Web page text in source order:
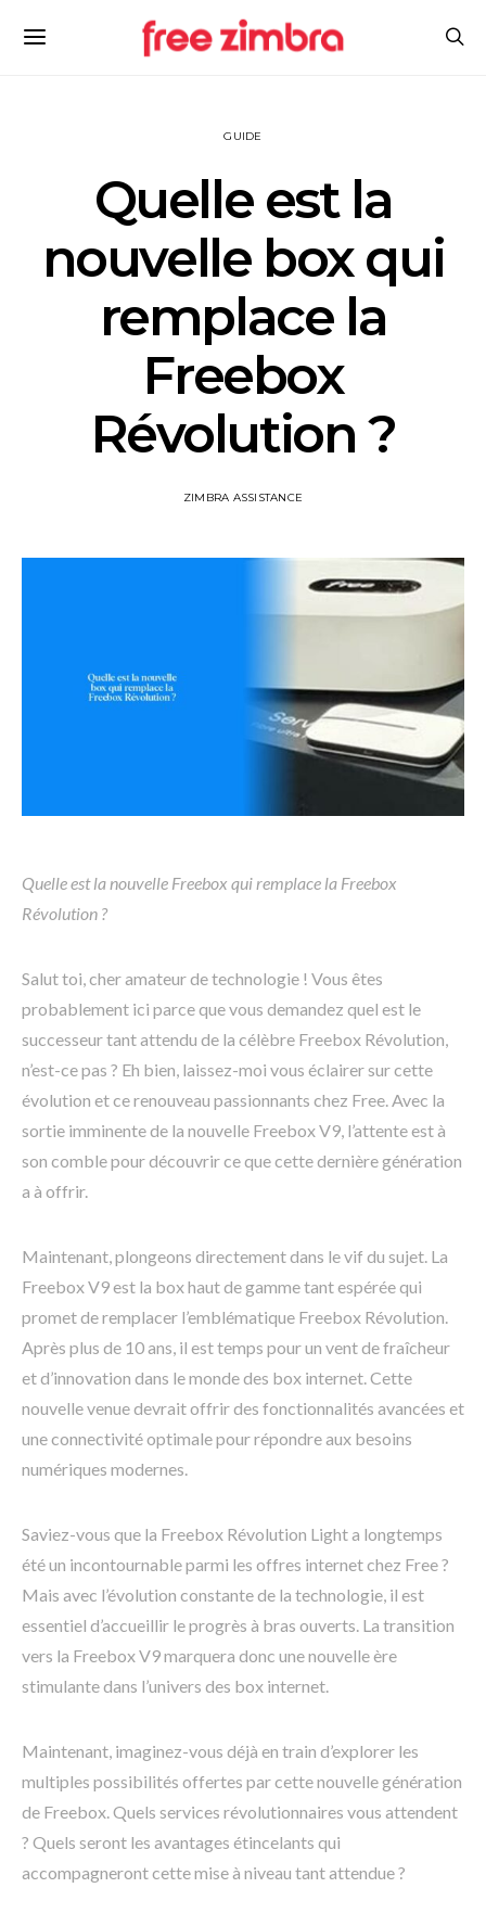
GUIDE
Quelle est la
nouvelle box qui
remplace la
Freebox
Révolution ?
ZIMBRA ASSISTANCE
Quelle est la nouvelle Freebox qui remplace la Freebox
Révolution ?
Salut toi, cher amateur de technologie ! Vous êtes
probablement ici parce que vous demandez quel est le
successeur tant attendu de la célèbre Freebox Révolution,
n’est-ce pas ? Eh bien, laissez-moi vous éclairer sur cette
évolution et ce renouveau passionnants chez Free. Avec la
sortie imminente de la nouvelle Freebox V9, l’attente est à
son comble pour découvrir ce que cette dernière génération
a à offrir.
Maintenant, plongeons directement dans le vif du sujet. La
Freebox V9 est la box haut de gamme tant espérée qui
promet de remplacer l’emblématique Freebox Révolution.
Après plus de 10 ans, il est temps pour un vent de fraîcheur
et d’innovation dans le monde des box internet. Cette
nouvelle venue devrait offrir des fonctionnalités avancées et
une connectivité optimale pour répondre aux besoins
numériques modernes.
Saviez-vous que la Freebox Révolution Light a longtemps
été un incontournable parmi les offres internet chez Free ?
Mais avec l’évolution constante de la technologie, il est
essentiel d’accueillir le progrès à bras ouverts. La transition
vers la Freebox V9 marquera donc une nouvelle ère
stimulante dans l’univers des box internet.
Maintenant, imaginez-vous déjà en train d’explorer les
multiples possibilités offertes par cette nouvelle génération
de Freebox. Quels services révolutionnaires vous attendent
? Quels seront les avantages étincelants qui
accompagneront cette mise à niveau tant attendue ?